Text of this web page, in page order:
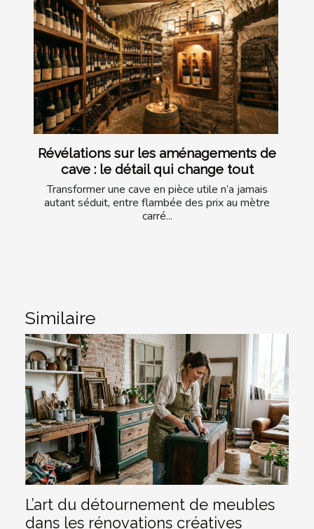
Révélations sur les aménagements de
cave : le détail qui change tout
Transformer une cave en pièce utile n’a jamais
autant séduit, entre flambée des prix au mètre
carré...
Similaire
L’art du détournement de meubles
dans les rénovations créatives